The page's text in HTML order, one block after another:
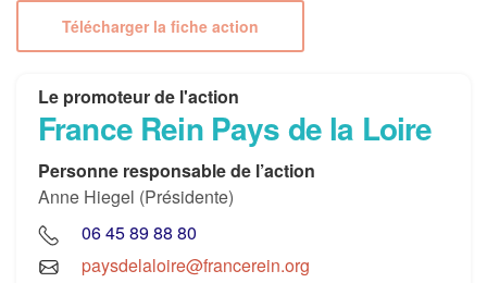
Télécharger la fiche action
Le promoteur de l'action
France Rein Pays de la Loire
Personne responsable de l’action
Anne Hiegel (Présidente)
06 45 89 88 80
paysdelaloire@francerein.org